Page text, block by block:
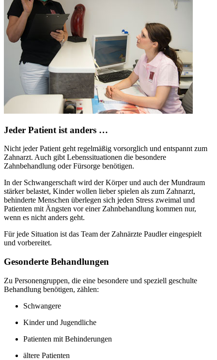
Jeder Patient ist anders …
Nicht jeder Patient geht regelmäßig vorsorglich und entspannt zum
Zahnarzt. Auch gibt Lebenssituationen die besondere
Zahnbehandlung oder Fürsorge benötigen.
In der Schwangerschaft wird der Körper und auch der Mundraum
stärker belastet, Kinder wollen lieber spielen als zum Zahnarzt,
behinderte Menschen überlegen sich jeden Stress zweimal und
Patienten mit Ängsten vor einer Zahnbehandlung kommen nur,
wenn es nicht anders geht.
Für jede Situation ist das Team der Zahnärzte Paudler eingespielt
und vorbereitet.
Gesonderte Behandlungen
Zu Personengruppen, die eine besondere und speziell geschulte
Behandlung benötigen, zählen:
Schwangere
Kinder und Jugendliche
Patienten mit Behinderungen
ältere Patienten